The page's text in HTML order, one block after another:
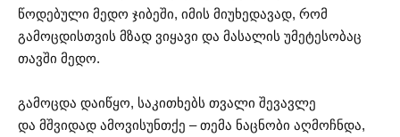
წოდებული მედო ჯიბეში, იმის მიუხედავად, რომ
გამოცდისთვის მზად ვიყავი და მასალის უმეტესობაც
თავში მედო.
გამოცდა დაიწყო, საკითხებს თვალი შევავლე
და მშვიდად ამოვისუნთქე – თემა ნაცნობი აღმოჩნდა,